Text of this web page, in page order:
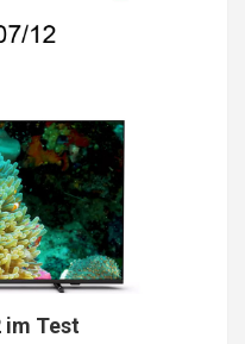
im Test